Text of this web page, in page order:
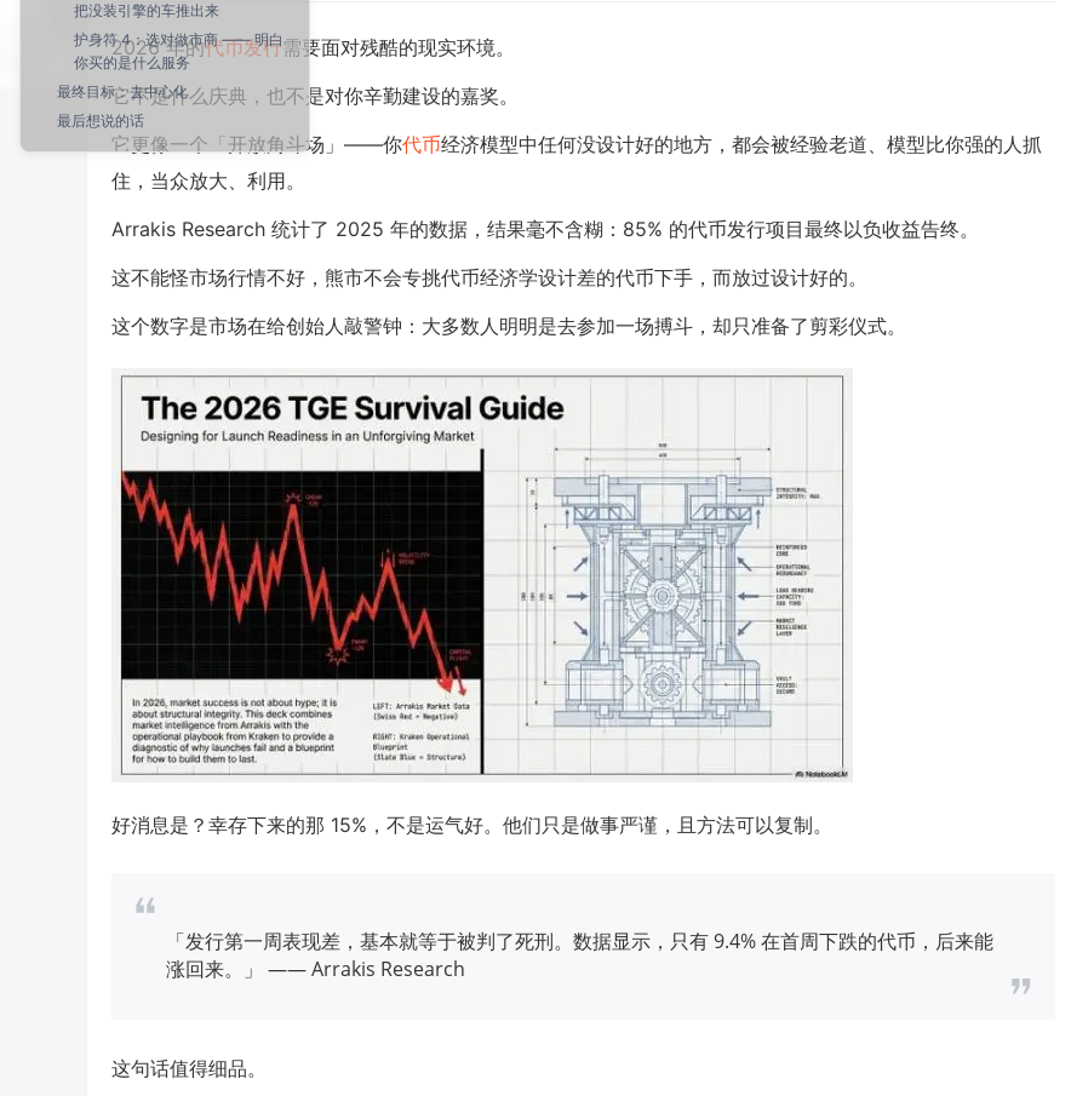
2026 年的代币发行需要面对残酷的现实环境。
它不是什么庆典，也不是对你辛勤建设的嘉奖。
它更像一个「开放角斗场」——你代币经济模型中任何没设计好的地方，都会被经验老道、模型比你强的人抓
住，当众放大、利用。
Arrakis Research 统计了 2025 年的数据，结果毫不含糊：85% 的代币发行项目最终以负收益告终。
这不能怪市场行情不好，熊市不会专挑代币经济学设计差的代币下手，而放过设计好的。
这个数字是市场在给创始人敲警钟：大多数人明明是去参加一场搏斗，却只准备了剪彩仪式。
好消息是？幸存下来的那 15%，不是运气好。他们只是做事严谨，且方法可以复制。
「发行第一周表现差，基本就等于被判了死刑。数据显示，只有 9.4% 在首周下跌的代币，后来能
涨回来。」 —— Arrakis Research
这句话值得细品。
把没装引擎的车推出来
护身符 4：选对做市商 —— 明白
你买的是什么服务
最终目标：去中心化
最后想说的话